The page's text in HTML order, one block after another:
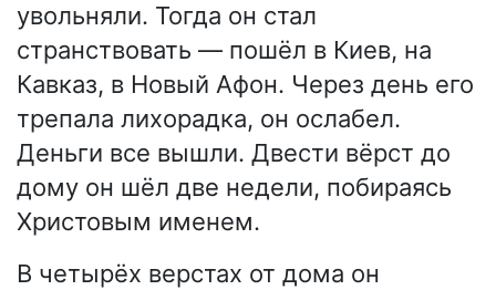
увольняли. Тогда он стал
странствовать — пошёл в Киев, на
Кавказ, в Новый Афон. Через день его
трепала лихорадка, он ослабел.
Деньги все вышли. Двести вёрст до
дому он шёл две недели, побираясь
Христовым именем.
В четырёх верстах от дома он